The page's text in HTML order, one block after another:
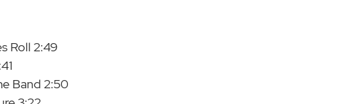
Roll 2:49
Band 2:50